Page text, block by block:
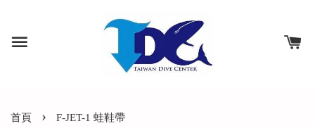
首頁 › F-JET-1 蛙鞋帶